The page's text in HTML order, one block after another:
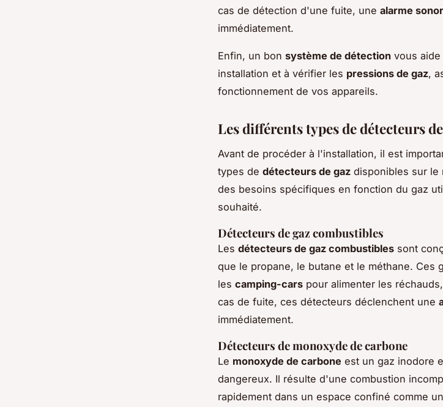
cas de détection d'une fuite, une alarme
immédiatement.
Enfin, un bon système de détection vous aide
installation et à vérifier les pressions de gaz,
fonctionnement de vos appareils.
Les différents types de détecteurs
Avant de procéder à l'installation, il est
types de détecteurs de gaz disponibles sur le
des besoins spécifiques en fonction du gaz
souhaité.
Détecteurs de gaz combustibles
Les détecteurs de gaz combustibles sont
que le propane, le butane et le méthane. Ces
les camping-cars pour alimenter les
cas de fuite, ces détecteurs déclenchent une
immédiatement.
Détecteurs de monoxyde de carbone
Le monoxyde de carbone est un gaz inodore
dangereux. Il résulte d'une combustion
rapidement dans un espace confiné comme